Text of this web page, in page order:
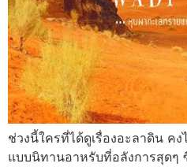
ช่วงนี้ใครที่ได้ดูเรื่องอะลาดิน ค
แบบนิทานอาหรับที่อลังการสุดๆ